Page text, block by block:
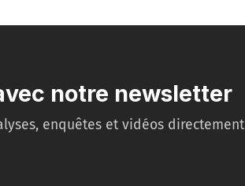
notre newsletter
enquêtes et vidéos directement